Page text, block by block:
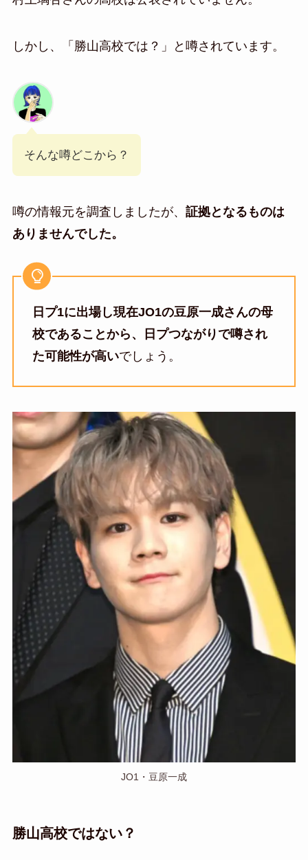
しかし、「勝山高校では？」と噂されています。
そんな噂どこから？
噂の情報元を調査しましたが、 証拠となるものは
ありませんでした。
日プ1に出場し現在JO1の豆原一成さんの母
校であることから、日プつながりで噂され
た可能性が高いでしょう。
JO1・豆原一成
勝山高校ではない？